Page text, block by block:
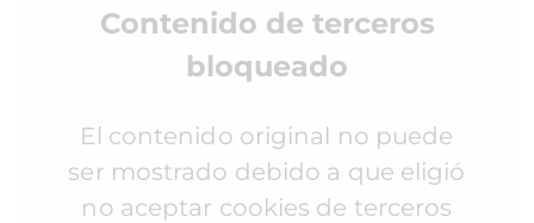
Contenido de terceros
bloqueado
El contenido original no puede
ser mostrado debido a que eligió
no aceptar cookies de terceros